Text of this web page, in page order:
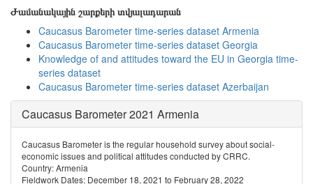
Ժամանակային շարքերի տվյալադարան
Caucasus Barometer time-series dataset Armenia
Caucasus Barometer time-series dataset Georgia
Knowledge of and attitudes toward the EU in Georgia time-
series dataset
Caucasus Barometer time-series dataset Azerbaijan
Caucasus Barometer 2021 Armenia
Caucasus Barometer is the regular household survey about social-
economic issues and political attitudes conducted by CRRC.
Country: Armenia
Fieldwork Dates: December 18, 2021 to February 28, 2022